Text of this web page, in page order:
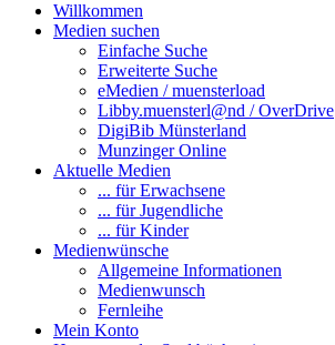
Willkommen
Medien suchen
Einfache Suche
Erweiterte Suche
eMedien / muensterload
Libby.muensterl@nd / OverDrive
DigiBib Münsterland
Munzinger Online
Aktuelle Medien
... für Erwachsene
... für Jugendliche
... für Kinder
Medienwünsche
Allgemeine Informationen
Medienwunsch
Fernleihe
Mein Konto